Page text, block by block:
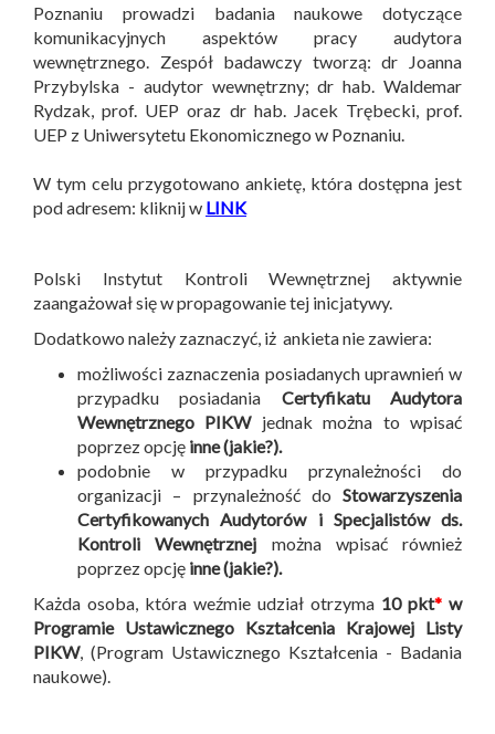
Poznaniu prowadzi badania naukowe dotyczące
komunikacyjnych aspektów pracy audytora
wewnętrznego. Zespół badawczy tworzą: dr Joanna
Przybylska - audytor wewnętrzny; dr hab. Waldemar
Rydzak, prof. UEP oraz dr hab. Jacek Trębecki, prof.
UEP z Uniwersytetu Ekonomicznego w Poznaniu.
W tym celu przygotowano ankietę, która dostępna jest
pod adresem: kliknij w LINK
Polski Instytut Kontroli Wewnętrznej aktywnie
zaangażował się w propagowanie tej inicjatywy.
Dodatkowo należy zaznaczyć, iż ankieta nie zawiera:
możliwości zaznaczenia posiadanych uprawnień w
przypadku posiadania Certyfikatu Audytora
Wewnętrznego PIKWjednak można to wpisać
poprzez opcję inne (jakie?).
podobnie w przypadku przynależności do
organizacji – przynależność do Stowarzyszenia
Certyfikowanych Audytorów i Specjalistów ds.
Kontroli Wewnętrznej można wpisać również
poprzez opcję inne (jakie?).
Każda osoba, która weźmie udział otrzyma 10 pkt* w
Programie Ustawicznego Kształcenia Krajowej Listy
PIKW, (Program Ustawicznego Kształcenia - Badania
naukowe).